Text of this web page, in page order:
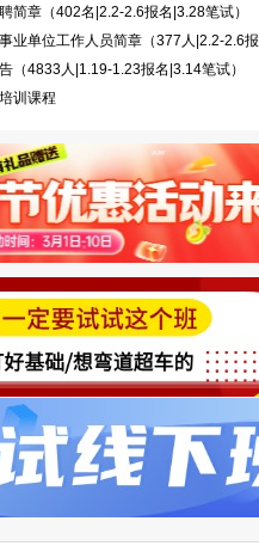
简章（402名|2.2-2.6报名|3.28笔试）
业单位工作人员简章（377人|2.2-2.6报
（4833人|1.19-1.23报名|3.14笔试）
训课程